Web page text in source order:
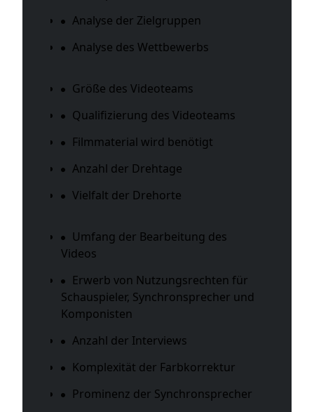
Analyse der Zielgruppen
Analyse des Wettbewerbs
Größe des Videoteams
Qualifizierung des Videoteams
Filmmaterial wird benötigt
Anzahl der Drehtage
Vielfalt der Drehorte
Umfang der Bearbeitung des
Videos
Erwerb von Nutzungsrechten für
Schauspieler, Synchronsprecher und
Komponisten
Anzahl der Interviews
Komplexität der Farbkorrektur
Prominenz der Synchronsprecher